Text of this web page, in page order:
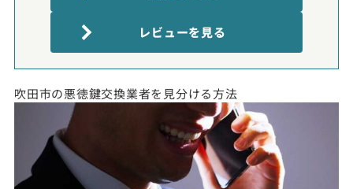
レビューを見る
吹田市の悪徳鍵交換業者を見分ける方法